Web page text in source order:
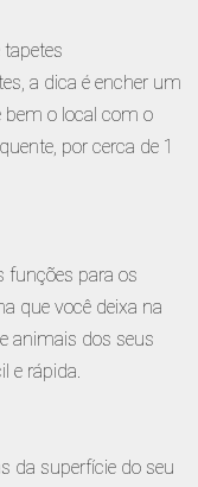
a dica é encher um
bem o local com o
por cerca de 1
funções para os
que você deixa na
animais dos seus
e rápida.
da superfície do seu